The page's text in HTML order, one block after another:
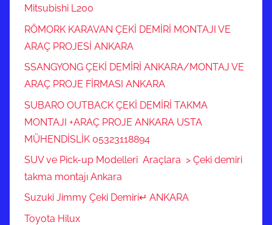
Mitsubishi L200
RÖMORK KARAVAN ÇEKİ DEMİRİ MONTAJI VE
ARAÇ PROJESİ ANKARA
SSANGYONG ÇEKİ DEMİRİ ANKARA/MONTAJ VE
ARAÇ PROJE FİRMASI ANKARA
SUBARO OUTBACK ÇEKİ DEMİRİ TAKMA
MONTAJI +ARAÇ PROJE ANKARA USTA
MÜHENDİSLİK 05323118894
SUV ve Pick-up Modelleri Araçlara > Çeki demiri
takma montajı Ankara
Suzuki Jimmy Çeki Demiri↵ ANKARA
Toyota Hilux